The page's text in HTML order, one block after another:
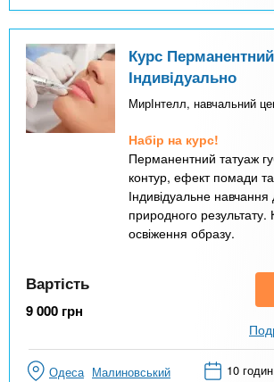
Курс
Індивідуально
МирІнтелл, навчальний
Набір на курс!
Перманентний татуаж
контур, ефект помади
Індивідуальне
природного
освіження образу.
Вартість
9 000 грн
Одеса Малиновський 10 годин